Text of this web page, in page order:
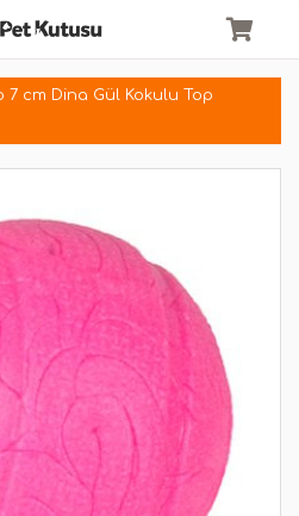
7 cm Dina Gül Kokulu Top